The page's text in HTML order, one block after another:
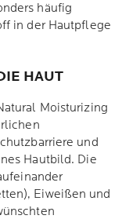
häufig
in der Hautpflege
HAUT
Moisturizing
und
Hautbild. Die
Eiweißen und